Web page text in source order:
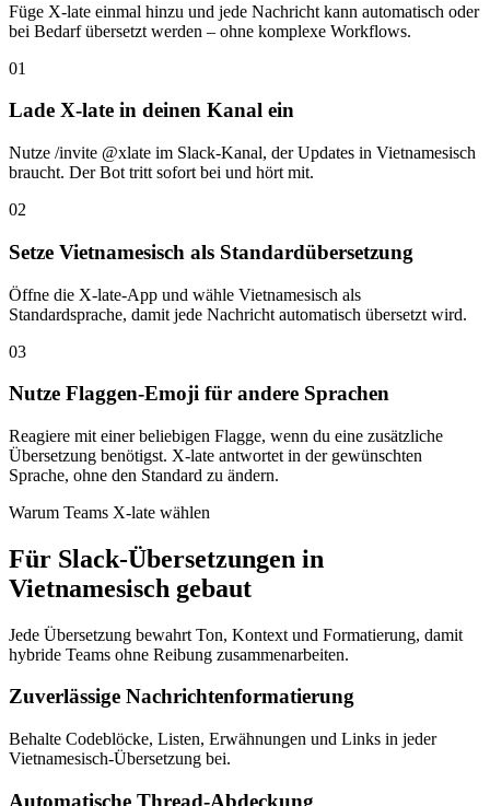
Füge X-late einmal hinzu und jede Nachricht kann automatisch oder
bei Bedarf übersetzt werden – ohne komplexe Workflows.
01
Lade X-late in deinen Kanal ein
Nutze /invite @xlate im Slack-Kanal, der Updates in Vietnamesisch
braucht. Der Bot tritt sofort bei und hört mit.
02
Setze Vietnamesisch als Standardübersetzung
Öffne die X-late-App und wähle Vietnamesisch als
Standardsprache, damit jede Nachricht automatisch übersetzt wird.
03
Nutze Flaggen-Emoji für andere Sprachen
Reagiere mit einer beliebigen Flagge, wenn du eine zusätzliche
Übersetzung benötigst. X-late antwortet in der gewünschten
Sprache, ohne den Standard zu ändern.
Warum Teams X-late wählen
Für Slack-Übersetzungen in
Vietnamesisch gebaut
Jede Übersetzung bewahrt Ton, Kontext und Formatierung, damit
hybride Teams ohne Reibung zusammenarbeiten.
Zuverlässige Nachrichtenformatierung
Behalte Codeblöcke, Listen, Erwähnungen und Links in jeder
Vietnamesisch-Übersetzung bei.
Automatische Thread-Abdeckung